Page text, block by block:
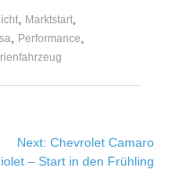
Marktstart
Performance
Next: Chevrolet Camaro
– Start in den Frühling